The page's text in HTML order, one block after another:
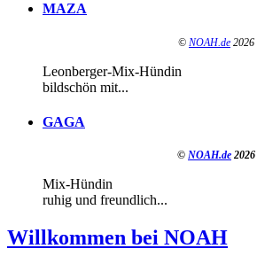
MAZA
© NOAH.de 2026
Leonberger-Mix-Hündin
bildschön mit...
GAGA
© NOAH.de 2026
Mix-Hündin
ruhig und freundlich...
Willkommen bei NOAH